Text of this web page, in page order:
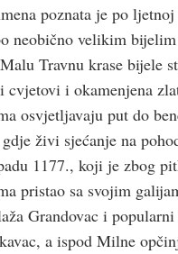
poznata je po
neobično velikim
Travnu krase bijele
cvjetovi i okamenjena
osvjetljavaju put do
gdje živi sjećanje na
1177., koji je zbog
pristao sa svojim
Grandovac i
a ispod Milne